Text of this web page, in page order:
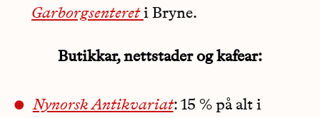
Garborgsentereti Bryne.
Butikkar, nettstader og kafear:
Nynorsk Antikvariat: 15 % på alt i